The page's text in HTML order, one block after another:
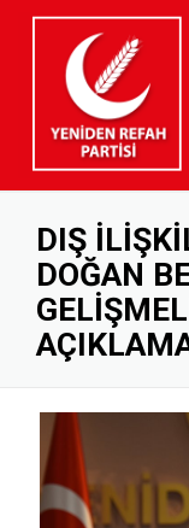
DIŞ
DOĞAN
PARTİ TÜZÜĞÜ
PARTİ PROGRAMI
KURUMSAL KİMLİK
BANKA HESAP
GENEL BAŞKAN
DİSİPLİN KURULU
KADIN KOLLARI
KURUCULAR
İL BAŞKANLARI